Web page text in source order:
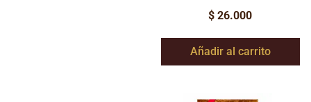
$ 26.000
Añadir al carrito